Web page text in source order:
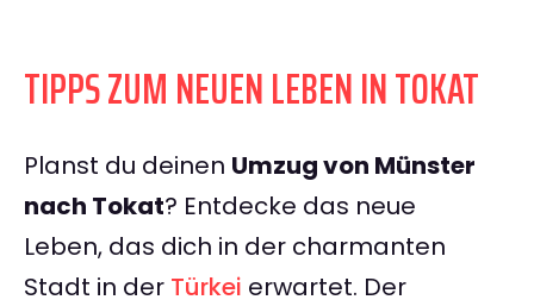
TIPPS ZUM NEUEN LEBEN IN TOKAT
Planst du deinen Umzug von Münster
nach Tokat? Entdecke das neue
Leben, das dich in der charmanten
Stadt in der Türkei erwartet. Der